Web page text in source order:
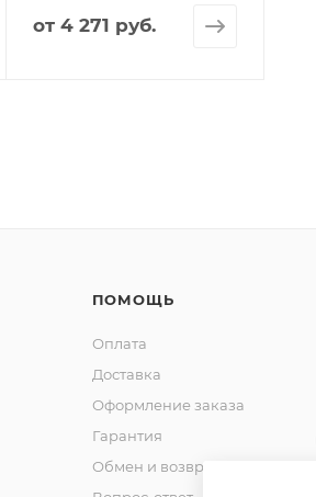
от 4 271 руб.
ПОМОЩЬ
Оплата
Доставка
Оформление заказа
Гарантия
Обмен и возврат